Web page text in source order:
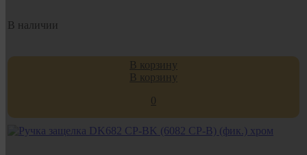
В наличии
В корзину
В корзину
0